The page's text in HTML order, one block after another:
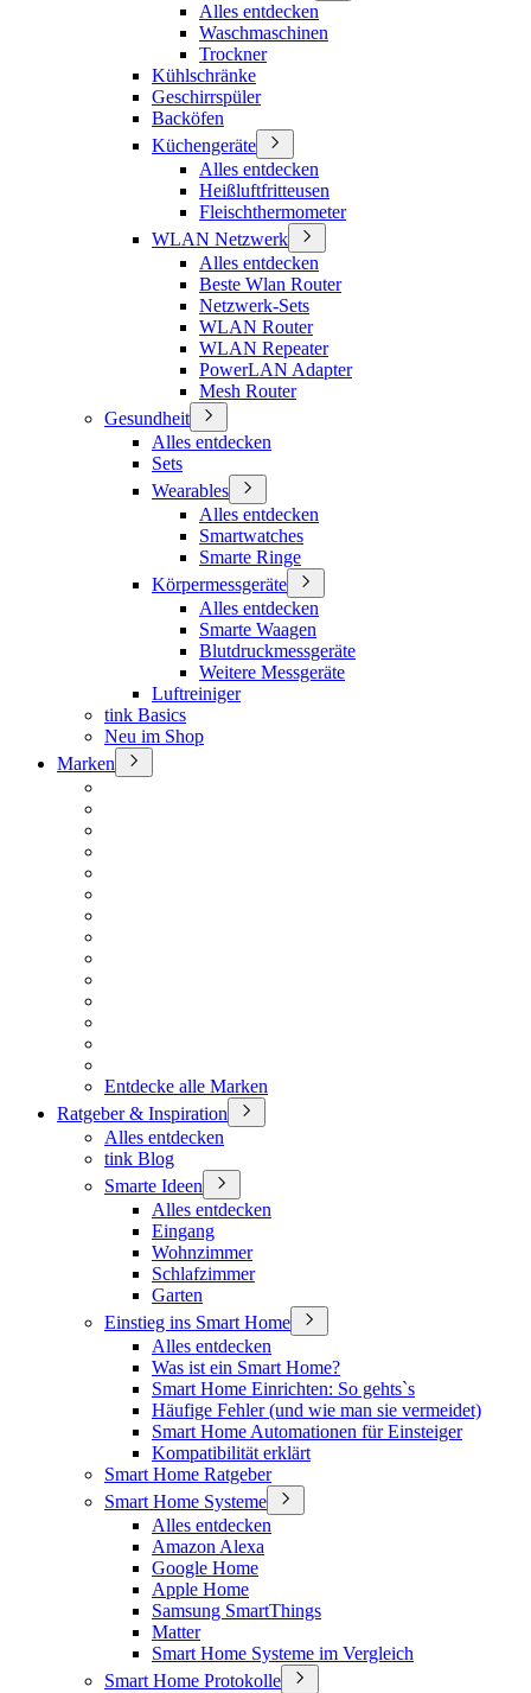
Alles entdecken
Waschmaschinen
Trockner
Kühlschränke
Geschirrspüler
Backöfen
Küchengeräte
Alles entdecken
Heißluftfritteusen
Fleischthermometer
WLAN Netzwerk
Alles entdecken
Beste Wlan Router
Netzwerk-Sets
WLAN Router
WLAN Repeater
PowerLAN Adapter
Mesh Router
Gesundheit
Alles entdecken
Sets
Wearables
Alles entdecken
Smartwatches
Smarte Ringe
Körpermessgeräte
Alles entdecken
Smarte Waagen
Blutdruckmessgeräte
Weitere Messgeräte
Luftreiniger
tink Basics
Neu im Shop
Marken
Entdecke alle Marken
Ratgeber & Inspiration
Alles entdecken
tink Blog
Smarte Ideen
Alles entdecken
Eingang
Wohnzimmer
Schlafzimmer
Garten
Einstieg ins Smart Home
Alles entdecken
Was ist ein Smart Home?
Smart Home Einrichten: So gehts`s
Häufige Fehler (und wie man sie vermeidet)
Smart Home Automationen für Einsteiger
Kompatibilität erklärt
Smart Home Ratgeber
Smart Home Systeme
Alles entdecken
Amazon Alexa
Google Home
Apple Home
Samsung SmartThings
Matter
Smart Home Systeme im Vergleich
Smart Home Protokolle